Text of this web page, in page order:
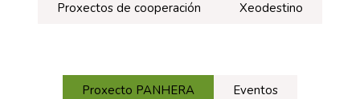
Proxectos de cooperación
Xeodestino
Proxecto PANHERA
Eventos